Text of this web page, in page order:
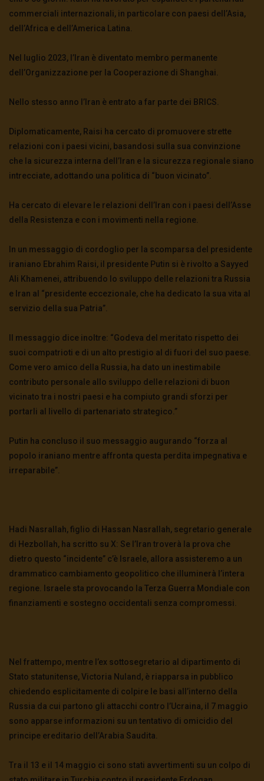
commerciali internazionali, in particolare con paesi dell’Asia,
dell’Africa e dell’America Latina.
Nel luglio 2023, l’Iran è diventato membro permanente
dell’Organizzazione per la Cooperazione di Shanghai.
Nello stesso anno l’Iran è entrato a far parte dei BRICS.
Diplomaticamente, Raisi ha cercato di promuovere strette
relazioni con i paesi vicini, basandosi sulla sua convinzione
che la sicurezza interna dell’Iran e la sicurezza regionale siano
intrecciate, adottando una politica di “buon vicinato”.
Ha cercato di elevare le relazioni dell’Iran con i paesi dell’Asse
della Resistenza e con i movimenti nella regione.
In un messaggio di cordoglio per la scomparsa del presidente
iraniano Ebrahim Raisi, il presidente Putin si è rivolto a Sayyed
Ali Khamenei, attribuendo lo sviluppo delle relazioni tra Russia
e Iran al “presidente eccezionale, che ha dedicato la sua vita al
servizio della sua Patria”.
Il messaggio dice inoltre: “Godeva del meritato rispetto dei
suoi compatrioti e di un alto prestigio al di fuori del suo paese.
Come vero amico della Russia, ha dato un inestimabile
contributo personale allo sviluppo delle relazioni di buon
vicinato tra i nostri paesi e ha compiuto grandi sforzi per
portarli al livello di partenariato strategico.”
Putin ha concluso il suo messaggio augurando “forza al
popolo iraniano mentre affronta questa perdita impegnativa e
irreparabile”.
Hadi Nasrallah, figlio di Hassan Nasrallah, segretario generale
di Hezbollah, ha scritto su X: Se l’Iran troverà la prova che
dietro questo “incidente” c’è Israele, allora assisteremo a un
drammatico cambiamento geopolitico che illuminerà l’intera
regione. Israele sta provocando la Terza Guerra Mondiale con
finanziamenti e sostegno occidentali senza compromessi.
Nel frattempo, mentre l’ex sottosegretario al dipartimento di
Stato statunitense, Victoria Nuland, è riapparsa in pubblico
chiedendo esplicitamente di colpire le basi all’interno della
Russia da cui partono gli attacchi contro l’Ucraina, il 7 maggio
sono apparse informazioni su un tentativo di omicidio del
principe ereditario dell’Arabia Saudita.
Tra il 13 e il 14 maggio ci sono stati avvertimenti su un colpo di